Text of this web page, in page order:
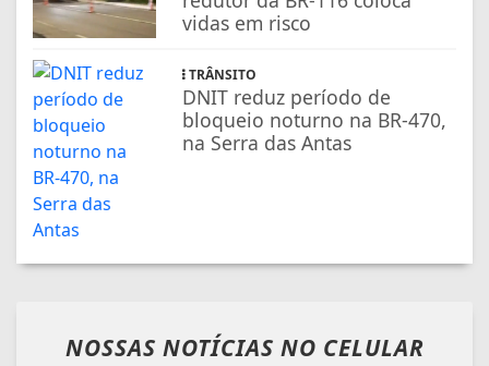
vidas em risco
TRÂNSITO
DNIT reduz período de
bloqueio noturno na BR-470,
na Serra das Antas
NOSSAS NOTÍCIAS NO CELULAR